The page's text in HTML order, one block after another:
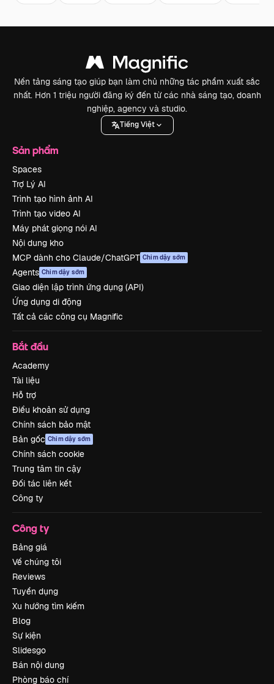
Nền tảng sáng tạo giúp bạn làm chủ những tác phẩm xuất sắc
nhất. Hơn 1 triệu người đăng ký đến từ các nhà sáng tạo, doanh
nghiệp, agency và studio.
Tiếng Việt
Sản phẩm
Spaces
Trợ Lý AI
Trình tạo hình ảnh AI
Trình tạo video AI
Máy phát giọng nói AI
Nội dung kho
MCP dành cho Claude/ChatGPT Chim dậy sớm
Agents Chim dậy sớm
Giao diện lập trình ứng dụng (API)
Ứng dụng di động
Tất cả các công cụ Magnific
Bắt đầu
Academy
Tài liệu
Hỗ trợ
Điều khoản sử dụng
Chính sách bảo mật
Bản gốc Chim dậy sớm
Chính sách cookie
Trung tâm tin cậy
Đối tác liên kết
Công ty
Công ty
Bảng giá
Về chúng tôi
Reviews
Tuyển dụng
Xu hướng tìm kiếm
Blog
Sự kiện
Slidesgo
Bán nội dung
Phòng báo chí